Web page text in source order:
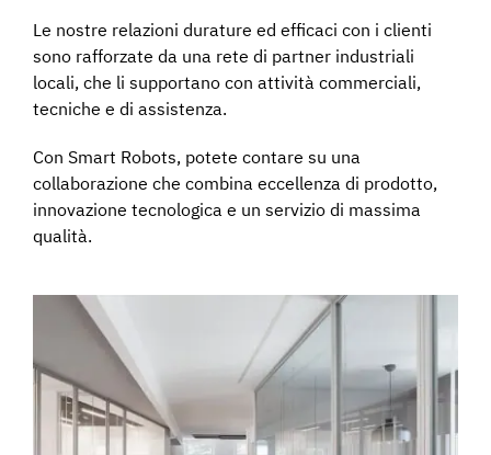
Le nostre relazioni durature ed efficaci con i clienti
sono rafforzate da una rete di partner industriali
locali, che li supportano con attività commerciali,
tecniche e di assistenza.
Con Smart Robots, potete contare su una
collaborazione che combina eccellenza di prodotto,
innovazione tecnologica e un servizio di massima
qualità.